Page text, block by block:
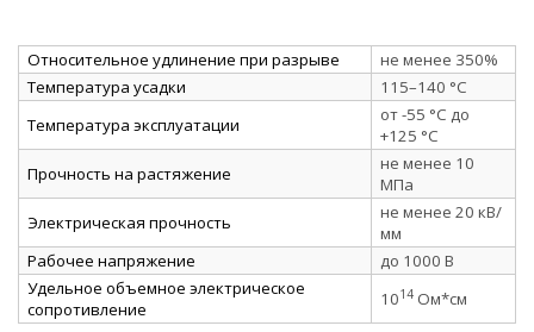
Относительное удлинение при разрыве
не менее 350%
Температура усадки
115–140 °C
Температура эксплуатации
от -55 °C до
+125 °C
Прочность на растяжение
не менее 10
МПа
Электрическая прочность
не менее 20 кВ/
мм
Рабочее напряжение
до 1000 В
Удельное объемное электрическое
сопротивление
1014 Ом*см